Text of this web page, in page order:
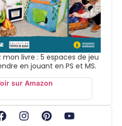
mon livre : 5 espaces de jeu
en jouant en PS et MS.
sur Amazon